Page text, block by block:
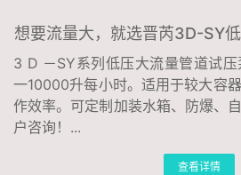
汇款信息
联系我们
想要流量大，就选晋芮3D-SY
3 D －SY系列低压大流量管道试
一10000升每小时。适用于较大容
作效率。可定制加装水箱、防爆、
户咨询！...
查看详情